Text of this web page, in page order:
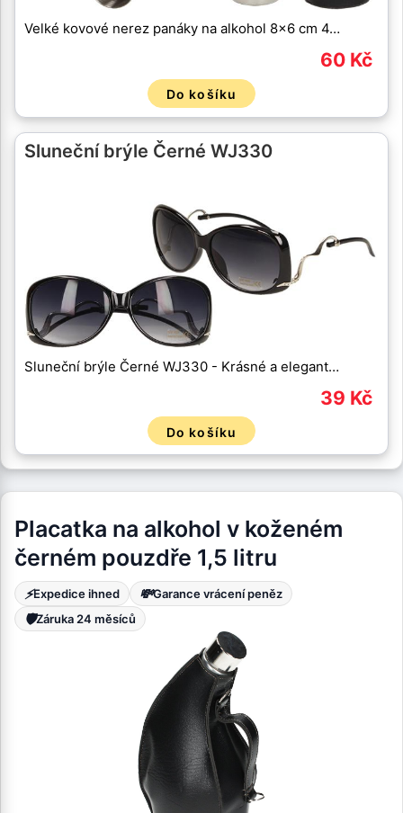
Velké kovové nerez panáky na alkohol 8x6 cm 4…
60 Kč
Do košíku
Sluneční brýle Černé WJ330
Sluneční brýle Černé WJ330 - Krásné a elegant…
39 Kč
Do košíku
Placatka na alkohol v koženém
černém pouzdře 1,5 litru
⚡Expedice ihned 💸Garance vrácení peněz
🛡️Záruka 24 měsíců